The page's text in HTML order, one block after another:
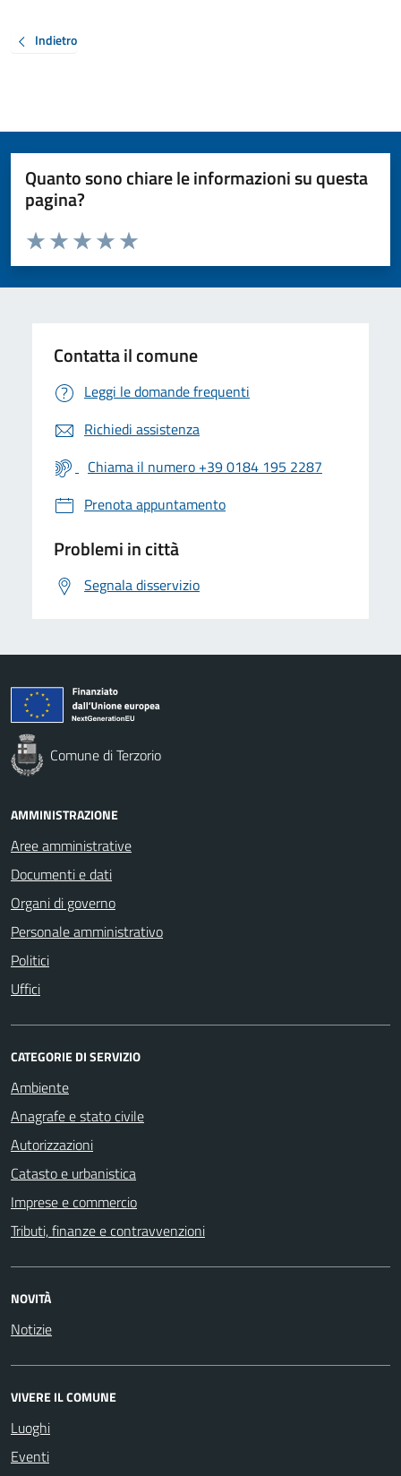
Indietro
Quanto sono chiare le informazioni su questa
pagina?
Valuta da 1 a 5 stelle la pagina
Valuta 5 stelle su 5
Valuta 4 stelle su 5
Valuta 3 stelle su 5
Valuta 2 stelle su 5
Valuta 1 stelle su 5
Contatta il comune
Leggi le domande frequenti
Richiedi assistenza
Chiama il numero +39 0184 195 2287
Prenota appuntamento
Problemi in città
Segnala disservizio
Comune di Terzorio
AMMINISTRAZIONE
Aree amministrative
Documenti e dati
Organi di governo
Personale amministrativo
Politici
Uffici
CATEGORIE DI SERVIZIO
Ambiente
Anagrafe e stato civile
Autorizzazioni
Catasto e urbanistica
Imprese e commercio
Tributi, finanze e contravvenzioni
NOVITÀ
Notizie
VIVERE IL COMUNE
Luoghi
Eventi